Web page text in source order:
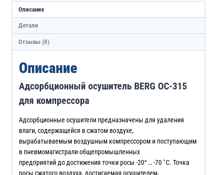
Описание
Детали
Отзывы (0)
Описание
Адсорбционный осушитель BERG ОС-315
для компрессора
Адсорбционные осушители предназначены для удаления
влаги, содержащейся в сжатом воздухе,
вырабатываемым воздушным компрессором и поступающим
в пневмомагистрали общепромышленных
предприятий до достижения точки росы -20° … -70 ˚С. Точка
росы сжатого воздуха, достигаемая осушителем,